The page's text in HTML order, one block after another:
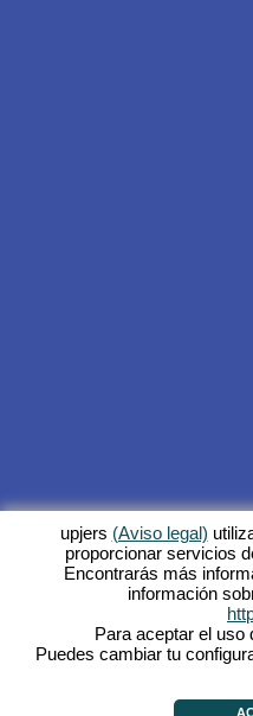
upjers (Aviso legal)
proporcionar servicios
Encontrarás más
información
Para aceptar el uso
Puedes cambiar tu